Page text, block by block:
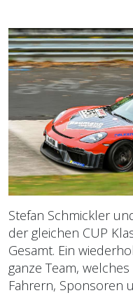
Stefan Schmickler
der gleichen CUP
Gesamt. Ein
ganze Team,
Fahrern, Sponsoren